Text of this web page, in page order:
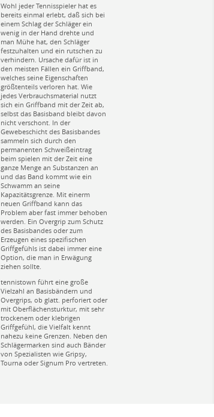
Wohl jeder Tennisspieler hat es
bereits einmal erlebt, daß sich bei
einem Schlag der Schläger ein
wenig in der Hand drehte und
man Mühe hat, den Schläger
festzuhalten und ein rutschen zu
verhindern. Ursache dafür ist in
den meisten Fällen ein Griffband,
welches seine Eigenschaften
größtenteils verloren hat. Wie
jedes Verbrauchsmaterial nutzt
sich ein Griffband mit der Zeit ab,
selbst das Basisband bleibt davon
nicht verschont. In der
Gewebeschicht des Basisbandes
sammeln sich durch den
permanenten Schweißeintrag
beim spielen mit der Zeit eine
ganze Menge an Substanzen an
und das Band kommt wie ein
Schwamm an seine
Kapazitätsgrenze. Mit einerm
neuen Griffband kann das
Problem aber fast immer behoben
werden. Ein Overgrip zum Schutz
des Basisbandes oder zum
Erzeugen eines spezifischen
Griffgefühls ist dabei immer eine
Option, die man in Erwägung
ziehen sollte.
tennistown führt eine große
Vielzahl an Basisbändern und
Overgrips, ob glatt. perforiert oder
mit Oberflächensturktur, mit sehr
trockenem oder klebrigen
Griffgefühl, die Vielfalt kennt
nahezu keine Grenzen. Neben den
Schlägermarken sind auch Bänder
von Spezialisten wie Gripsy,
Tourna oder Signum Pro vertreten.